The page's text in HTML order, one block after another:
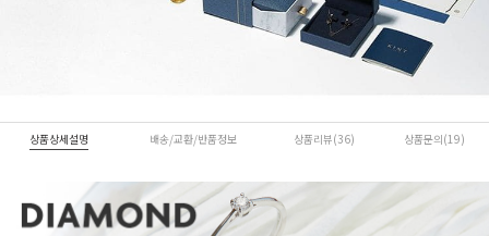
상품상세설명 배송/교환/반품정보 상품리뷰(36) 상품문의(19)